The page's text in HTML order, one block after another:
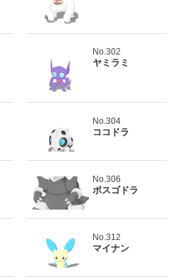
No.302
ヤミラミ
No.304
ココドラ
No.306
ボスゴドラ
No.312
マイナン